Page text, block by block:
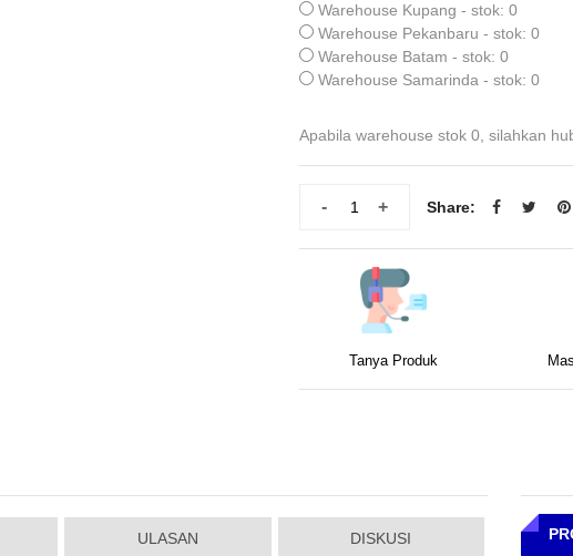
Warehouse Kupang - stok: 0
Warehouse Pekanbaru - stok: 0
Warehouse Batam - stok: 0
Warehouse Samarinda - stok: 0
Apabila warehouse stok 0, silahkan
+
- Share:
Tanya Produk
ULASAN DISKUSI